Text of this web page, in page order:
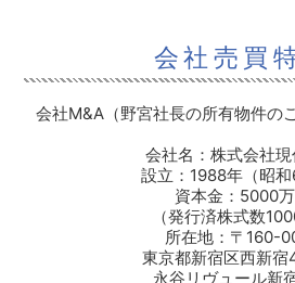
会社売買
会社M&A（野宮社長の所有物件の
会社名：株式会社
設立：1988年（昭和
資本金：5000
（発行済株式数
所在地：〒160-
東京都新宿区西新
永谷リヴュール新